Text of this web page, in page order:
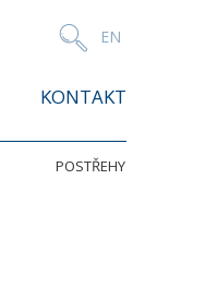
KONTAKT
POSTŘEHY